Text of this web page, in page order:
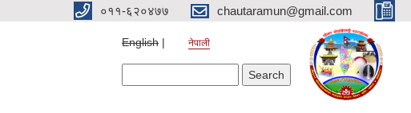
०११-६२०४७७ chautaramun@gmail.com
English नेपाली